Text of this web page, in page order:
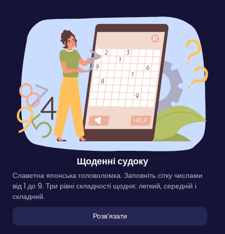
Щоденні судоку
Славетна японська головоломка. Заповніть сітку числами
від 1 до 9. Три рівні складності щодня: легкий, середній і
складний.
Розвʼязати